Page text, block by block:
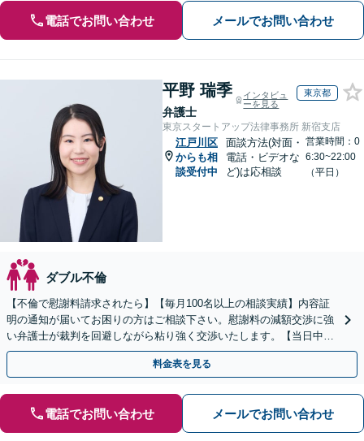
電話でお問い合わせ メールでお問い合わせ
平野 瑞季
弁護士
インタビュ
ーを見る
東京都
東京スタートアップ法律事務所 新宿支店
江戸川区
からも相
談受付中
面談方法(対面・
電話・ビデオな
ど)は応相談
営業時間：0
6:30~22:00
（平日）
ダブル不倫
【不倫で慰謝料請求されたら】【毎月100名以上の相談実績】内容証
明の通知が届いてお困りの方はご相談下さい。慰謝料の減額交渉に強
い弁護士が裁判を回避しながら粘り強く交渉いたします。【当日中の
相談可(予約制)】【関東エリア全域対応】
料金表を見る
電話でお問い合わせ メールでお問い合わせ